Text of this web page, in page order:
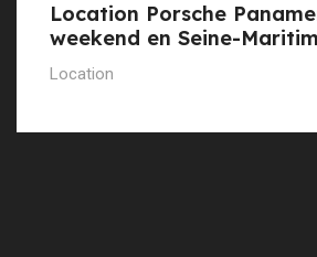
Location Porsche
weekend en Seine-
Location